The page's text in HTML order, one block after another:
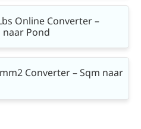
Online Converter –
Pond
Converter – Sqm naar